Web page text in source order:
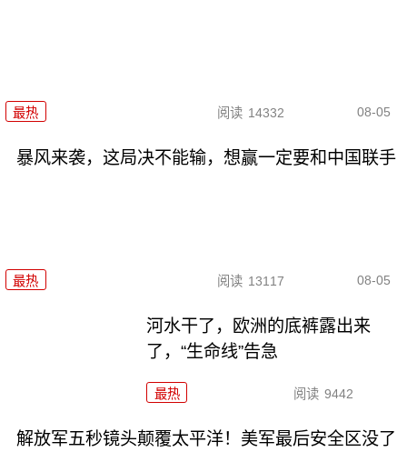
最热 阅读 14332 08-05
暴风来袭，这局决不能输，想赢一定要和中国联手
最热 阅读 13117 08-05
河水干了，欧洲的底裤露出来
了，“生命线”告急
最热 阅读 9442
解放军五秒镜头颠覆太平洋！美军最后安全区没了